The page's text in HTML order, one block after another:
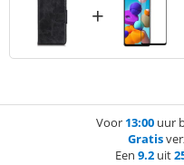
+
Voor 13:00uur
Gratis
Een 9.2 uit